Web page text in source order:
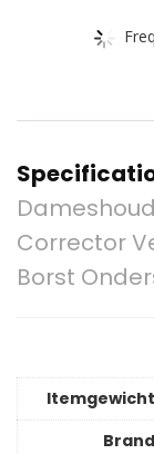
Corrector
Borst
Itemgewicht
Brand